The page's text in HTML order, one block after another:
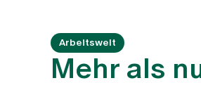
Arbeitswelt
Mehr als